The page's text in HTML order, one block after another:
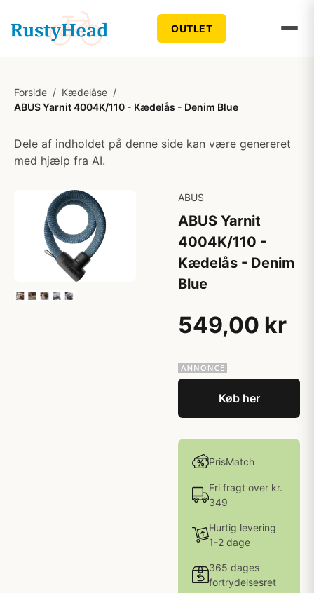
OUTLET
Forside / Kædelåse /
ABUS Yarnit 4004K/110 - Kædelås - Denim Blue
Dele af indholdet på denne side kan være genereret
med hjælp fra AI.
ABUS
ABUS Yarnit
4004K/110 -
Kædelås - Denim
Blue
549,00 kr
Køb her
PrisMatch
Fri fragt over kr.
349
Hurtig levering
1-2 dage
365 dages
fortrydelsesret